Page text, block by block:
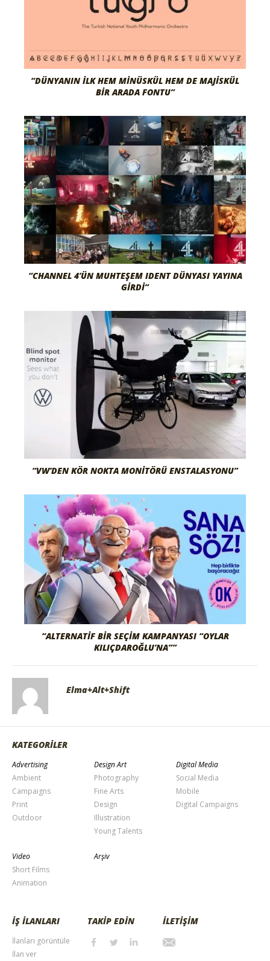
“DÜNYANIN İLK HEM MINÜSKÜL HEM DE MAJISKÜL
BIR ARADA FONTU”
“CHANNEL 4’ÜN MUHTEŞEM IDENT DÜNYASI YAYINA
GIRDI”
“VW’DEN KÖR NOKTA MONITÖRÜ ENSTALASYONU”
“ALTERNATIF BIR SEÇIM KAMPANYASI “OYLAR
KILIÇDAROĞLU’NA””
Elma+Alt+Shift
KATEGORİLER
Advertising
Ambient
Campaigns
Print
Outdoor
Design Art
Photography
Fine Arts
Design
Illustration
Young Talents
Digital Media
Social Media
Mobile
Digital Campaigns
Video
Short Films
Animation
Arşiv
İŞ İLANLARI
İlanları görüntüle
İlan ver
TAKİP EDİN İLETİŞİM